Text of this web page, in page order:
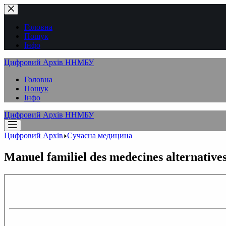
Перейти
до
вмістуГоловна
Пошук
Інфо
Цифровий Архів ННМБУ
Головна
Пошук
Інфо
Цифровий Архів ННМБУ
Цифровий Архів Сучасна медицина
Manuel familiel des medecines